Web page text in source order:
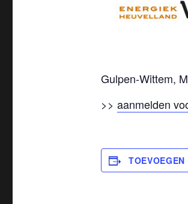
Gulpen-Wittem,
>> aanmelden